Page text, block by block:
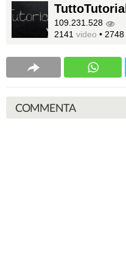
TuttoTutorial
109.231.528
2141 video • 2748
COMMENTA